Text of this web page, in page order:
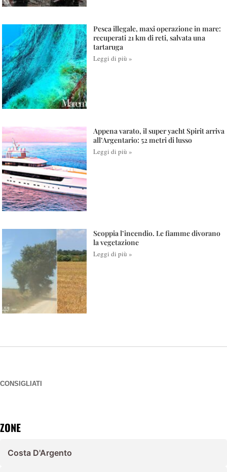
Pesca illegale, maxi operazione in mare:
recuperati 21 km di reti, salvata una
tartaruga
Leggi di più »
Appena varato, il super yacht Spirit arriva
all’Argentario: 52 metri di lusso
Leggi di più »
Scoppia l’incendio. Le fiamme divorano
la vegetazione
Leggi di più »
CONSIGLIATI
ZONE
Costa D'Argento